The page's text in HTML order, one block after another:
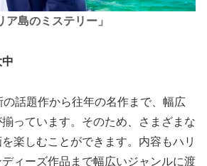
島のミステリー」
話題作から往年の名作まで、幅広
っています。そのため、さまざまな
楽しむことができます。内容もハリ
ィーズ作品まで幅広いジャンルに渡